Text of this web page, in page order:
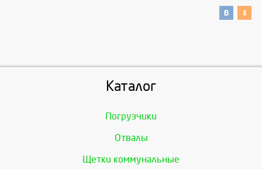
Каталог
Погрузчики
Отвалы
Щетки коммунальные